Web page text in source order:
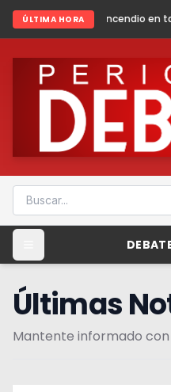
ÚLTIMA HORA
en tanque de
Últimas
Mantente informado